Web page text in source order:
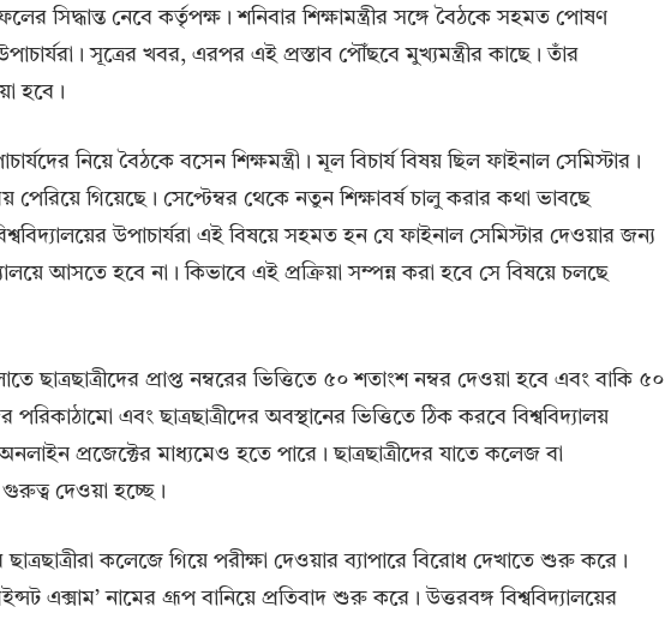
সিদ্ধান্ত নেবে কর্তৃপক্ষ। শনিবার শিক্ষামন্ত্রীর সঙ্গে বৈঠকে সহমত পোষণ
সূত্রের খবর, এরপর এই প্রস্তাব পৌঁছবে মুখ্যমন্ত্রীর কাছে। তাঁর
হবে।
নিয়ে বৈঠকে বসেন শিক্ষমন্ত্রী। মূল বিচার্য বিষয় ছিল ফাইনাল সেমিস্টার।
পেরিয়ে গিয়েছে। সেপ্টেম্বর থেকে নতুন শিক্ষাবর্ষ চালু করার কথা ভাবছে
উপাচার্যরা এই বিষয়ে সহমত হন যে ফাইনাল সেমিস্টার দেওয়ার জন্য
আসতে হবে না। কিভাবে এই প্রক্রিয়া সম্পন্ন করা হবে সে বিষয়ে চলছে
প্রাপ্ত নম্বরের ভিত্তিতে ৫০ শতাংশ নম্বর দেওয়া হবে এবং বাকি ৫০
এবং ছাত্রছাত্রীদের অবস্থানের ভিত্তিতে ঠিক করবে বিশ্ববিদ্যালয়
প্রজেক্টের মাধ্যমেও হতে পারে। ছাত্রছাত্রীদের যাতে কলেজ বা
দেওয়া হচ্ছে।
ছাত্রছাত্রীরা কলেজে গিয়ে পরীক্ষা দেওয়ার ব্যাপারে বিরোধ দেখাতে শুরু করে।
এক্সাম’ নামের গ্রূপ বানিয়ে প্রতিবাদ শুরু করে। উত্তরবঙ্গ বিশ্ববিদ্যালয়ের